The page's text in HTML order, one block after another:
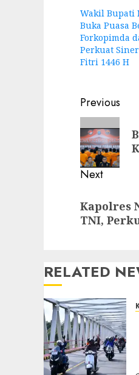
Wakil Bupati
Buka Puasa
Forkopimda
Perkuat
Fitri 1446 H
Post
Previous
Previous
post:
Next
post:
Kapolres
TNI,
RELATED